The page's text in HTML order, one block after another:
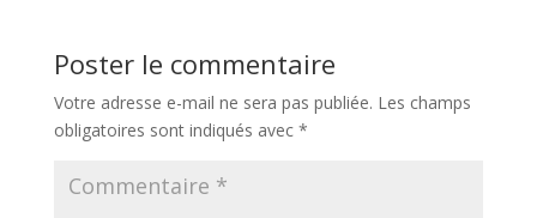
Poster le commentaire
Votre adresse e-mail ne sera pas publiée. Les champs
obligatoires sont indiqués avec *